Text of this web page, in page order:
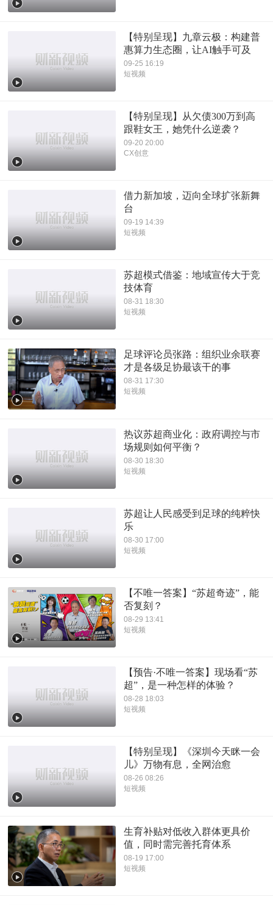
【特别呈现】九章云极：构建普
惠算力生态圈，让AI触手可及
09-25 16:19
短视频
【特别呈现】从欠债300万到高
跟鞋女王，她凭什么逆袭？
09-20 20:00
CX创意
借力新加坡，迈向全球扩张新舞
台
09-19 14:39
短视频
苏超模式借鉴：地域宣传大于竞
技体育
08-31 18:30
短视频
足球评论员张路：组织业余联赛
才是各级足协最该干的事
08-31 17:30
短视频
热议苏超商业化：政府调控与市
场规则如何平衡？
08-30 18:30
短视频
苏超让人民感受到足球的纯粹快
乐
08-30 17:00
短视频
【不唯一答案】“苏超奇迹”，能
否复刻？
08-29 13:41
短视频
【预告·不唯一答案】现场看“苏
超”，是一种怎样的体验？
08-28 18:03
短视频
【特别呈现】《深圳今天眯一会
儿》万物有息，全网治愈
08-26 08:26
短视频
生育补贴对低收入群体更具价
值，同时需完善托育体系
08-19 17:00
短视频